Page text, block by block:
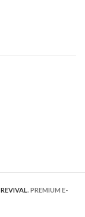
REVIVAL
. PREMIUM E-